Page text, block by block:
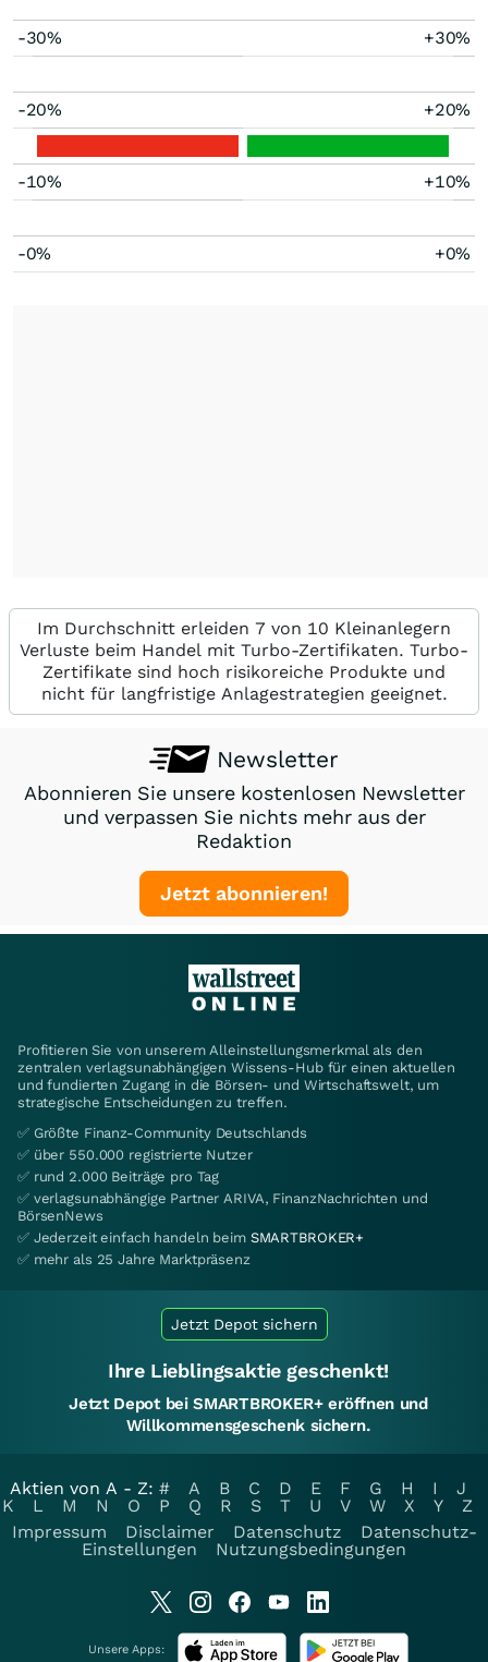
-30% +30%
-20% +20%
-10% +10%
-0% +0%
Im Durchschnitt erleiden 7 von 10 Kleinanlegern
Verluste beim Handel mit Turbo-Zertifikaten. Turbo-
Zertifikate sind hoch risikoreiche Produkte und
nicht für langfristige Anlagestrategien geeignet.
Newsletter
Abonnieren Sie unsere kostenlosen Newsletter
und verpassen Sie nichts mehr aus der
Redaktion
Jetzt abonnieren!
Profitieren Sie von unserem Alleinstellungsmerkmal als den
zentralen verlagsunabhängigen Wissens-Hub für einen aktuellen
und fundierten Zugang in die Börsen- und Wirtschaftswelt, um
strategische Entscheidungen zu treffen.
✅ Größte Finanz-Community Deutschlands
✅ über 550.000 registrierte Nutzer
✅ rund 2.000 Beiträge pro Tag
✅ verlagsunabhängige Partner ARIVA, FinanzNachrichten und
BörsenNews
✅ Jederzeit einfach handeln beim SMARTBROKER+
✅ mehr als 25 Jahre Marktpräsenz
Jetzt Depot sichern
Ihre Lieblingsaktie geschenkt!
Jetzt Depot bei SMARTBROKER+ eröffnen und
Willkommensgeschenk sichern.
Aktien von A - Z: # A B C D E F G H I
J
K
L M N O P Q R S T U V W X Y
Z
Impressum
Disclaimer Datenschutz
Datenschutz-
Einstellungen
Nutzungsbedingungen
Unsere Apps: